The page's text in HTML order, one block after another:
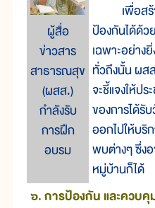
ผู้สื่อ
ข่าวสาร
สาธารณสุข
(ผสส.)
กำลังรับ
การฝึก
อบรม
เพื่อสร้า
ป้องกันได้ด้ว
เฉพาะอย่าง
ทั่วถึงนั้น ผส
จะชี้แจงให้ป
ของการได้รั
ออกไปให้บริ
พบต่างๆ ซึ่ง
หมู่บ้านก็ได้
๖. การป้องกัน และควบคุ